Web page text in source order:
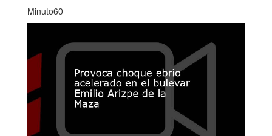
Minuto60